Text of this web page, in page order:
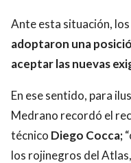
Ante esta situación,
adoptaron una
aceptar las nuevas
En ese sentido, para
Medrano recordó el
técnico Diego Cocca;
los rojinegros del